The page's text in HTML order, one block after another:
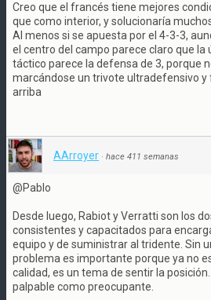
Creo que el francés tiene mejores
que como interior, y solucionaría
Al menos si se apuesta por el 4-3-3,
el centro del campo parece claro que la
táctico parece la defensa de 3, porque
marcándose un trivote ultradefensivo y
arriba
AArroyer · hace 411 semanas
@Pablo
Desde luego, Rabiot y Verratti son los
consistentes y capacitados para
equipo y de suministrar al tridente. Sin
problema es importante porque ya no
calidad, es un tema de sentir la
palpable como preocupante.